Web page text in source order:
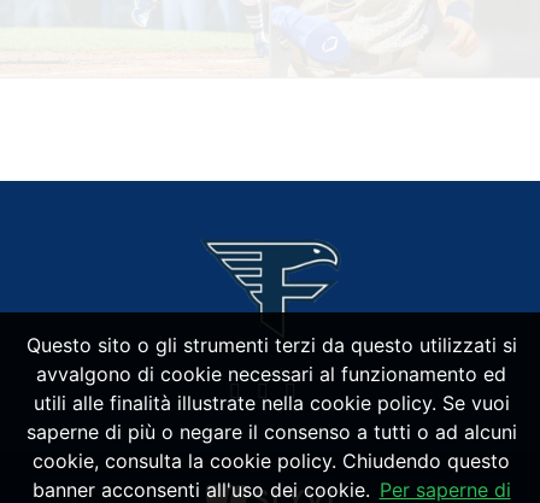
Questo sito o gli strumenti terzi da questo utilizzati si
avvalgono di cookie necessari al funzionamento ed
utili alle finalità illustrate nella cookie policy. Se vuoi
saperne di più o negare il consenso a tutti o ad alcuni
cookie, consulta la cookie policy. Chiudendo questo
banner acconsenti all'uso dei cookie. Per saperne di